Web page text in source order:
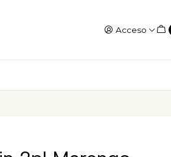
Acceso